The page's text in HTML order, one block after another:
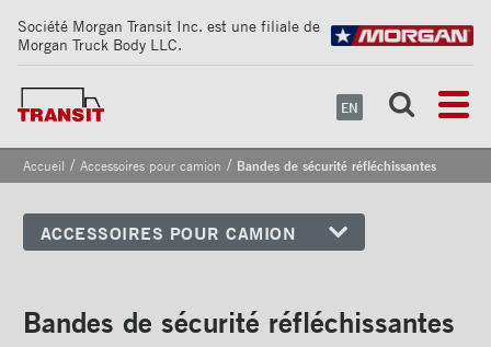
Société Morgan Transit Inc. est une filiale de
Morgan Truck Body LLC.
EN
Accueil / Accessoires pour camion / Bandes de sécurité réfléchissantes
ACCESSOIRES POUR CAMION
Bandes de sécurité
réfléchissantes
Bandes de sécurité réfléchissantes